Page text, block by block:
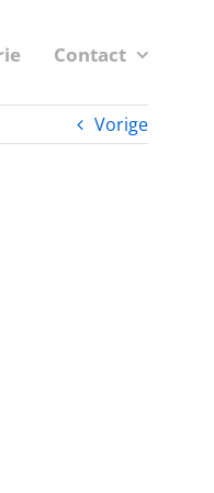
Contact
Vorige